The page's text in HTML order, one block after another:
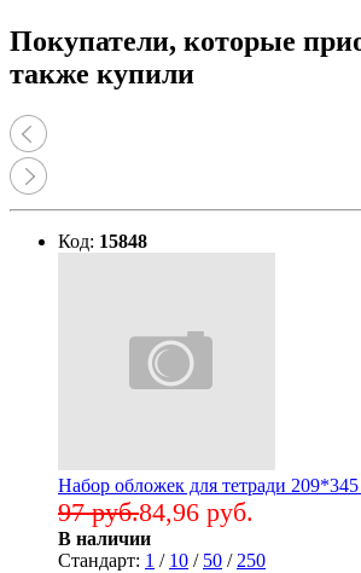
Покупатели, которые
также купили
Код: 15848
Набор обложек для тетради
84,96 руб.
97 руб.
В наличии
Стандарт: 1 / 10 / 50 / 250